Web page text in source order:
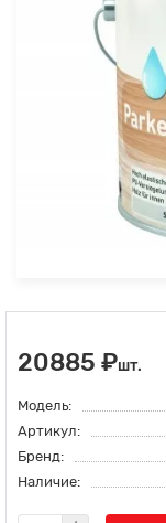
20885 ₽шт.
Модель:
Артикул:
Бренд:
Наличие: